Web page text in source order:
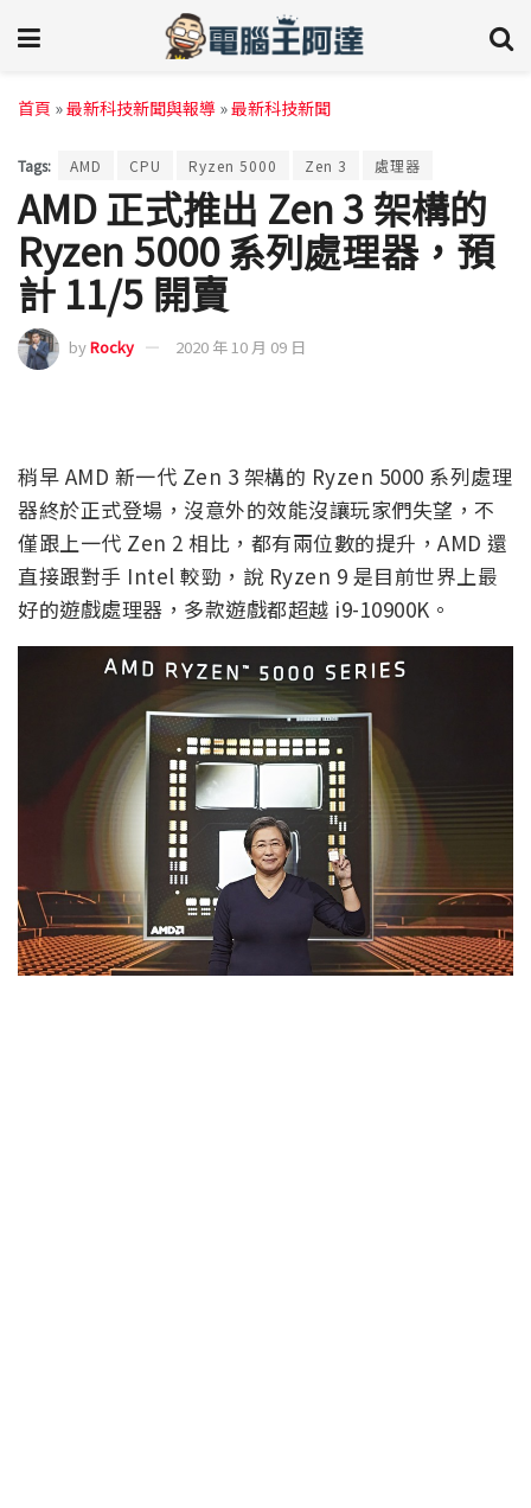
首頁 »最新科技新聞與報導 »最新科技新聞
Tags: AMD CPU Ryzen 5000 Zen 3 處理器
AMD 正式推出 Zen 3 架構的
Ryzen 5000 系列處理器，預
計 11/5 開賣
byRocky 2020 年 10 月 09 日
稍早 AMD 新一代 Zen 3 架構的 Ryzen 5000 系列處理
器終於正式登場，沒意外的效能沒讓玩家們失望，不
僅跟上一代 Zen 2 相比，都有兩位數的提升，AMD 還
直接跟對手 Intel 較勁，說 Ryzen 9 是目前世界上最
好的遊戲處理器，多款遊戲都超越 i9-10900K。